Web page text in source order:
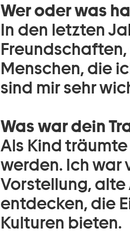
Wer oder was
In den letzten
Menschen, die
sind mir sehr
Was war dein
Als Kind
werden. Ich war
Vorstellung,
entdecken, die
Kulturen bieten.